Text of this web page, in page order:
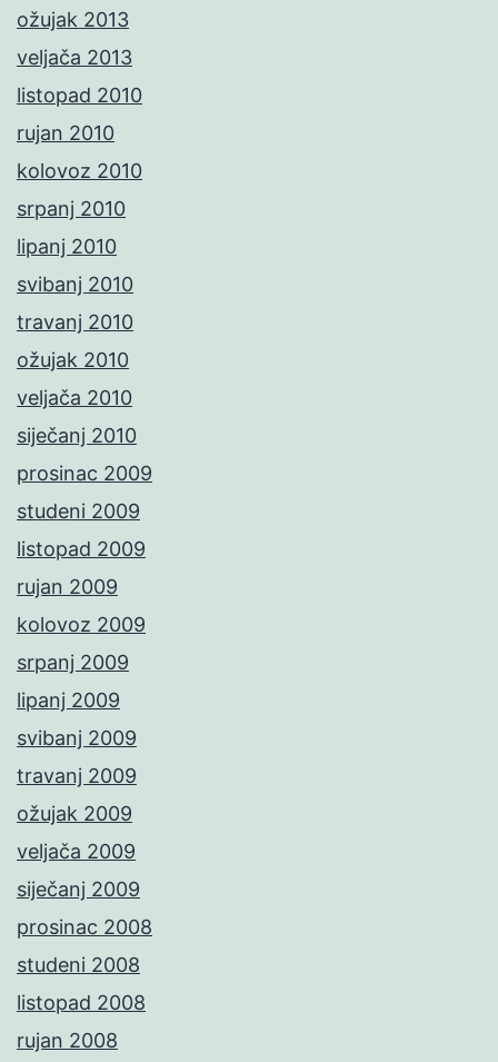
ožujak 2013
veljača 2013
listopad 2010
rujan 2010
kolovoz 2010
srpanj 2010
lipanj 2010
svibanj 2010
travanj 2010
ožujak 2010
veljača 2010
siječanj 2010
prosinac 2009
studeni 2009
listopad 2009
rujan 2009
kolovoz 2009
srpanj 2009
lipanj 2009
svibanj 2009
travanj 2009
ožujak 2009
veljača 2009
siječanj 2009
prosinac 2008
studeni 2008
listopad 2008
rujan 2008